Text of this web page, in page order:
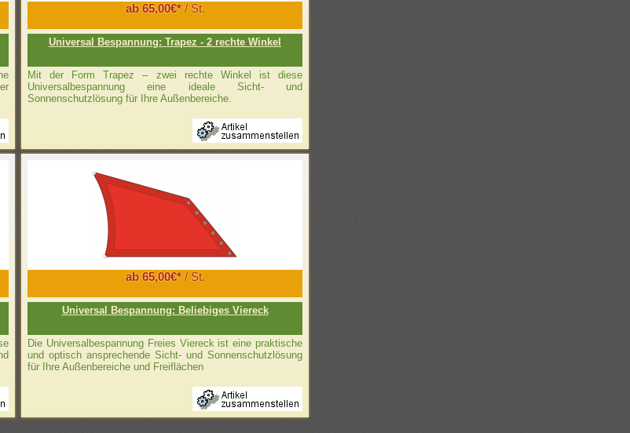
ab 65,00€*/ St.
Universal Bespannung: Trapez - 2 rechte Winkel
Mit der Form Trapez – zwei rechte Winkel ist diese
Universalbespannung eine ideale Sicht- und
Sonnenschutzlösung für Ihre Außenbereiche.
ab 65,00€*/ St.
Universal Bespannung: Beliebiges Viereck
Die Universalbespannung Freies Viereck ist eine praktische
und optisch ansprechende Sicht- und Sonnenschutzlösung
für Ihre Außenbereiche und Freiflächen